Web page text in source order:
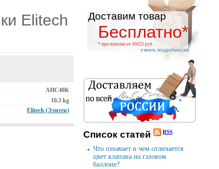
Elitech
АИС40К
10.3 kg
Elitech (Элитек)
Доставим товар
Бесплатно*
* при покупке от 30025 руб.
узнать подробности
Cписок cтатей RSS
Что означает и чем отличается
цвет клапана на газовом
баллоне?